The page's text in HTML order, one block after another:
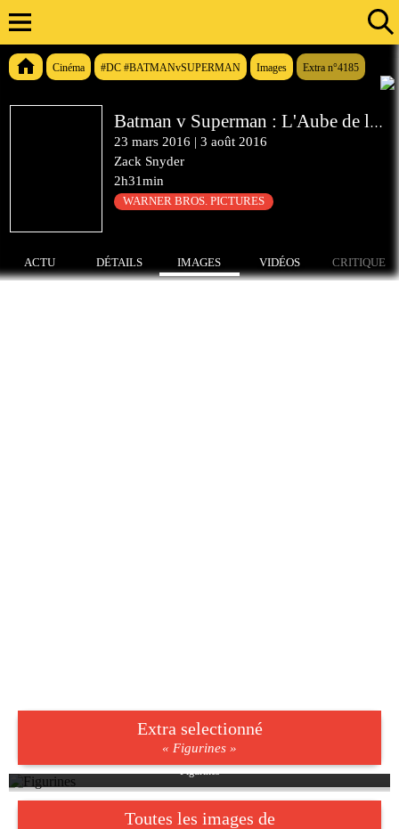
Cinéma #DC #BATMANvSUPERMAN Images Extra n°4185
Batman v Superman : L'Aube de la Justice
23 mars 2016 | 3 août 2016
Zack Snyder
2h31min
WARNER BROS. PICTURES
ACTU DÉTAILS IMAGES VIDÉOS CRITIQUE
Extra selectionné
« Figurines »
Figurines
Toutes les images de